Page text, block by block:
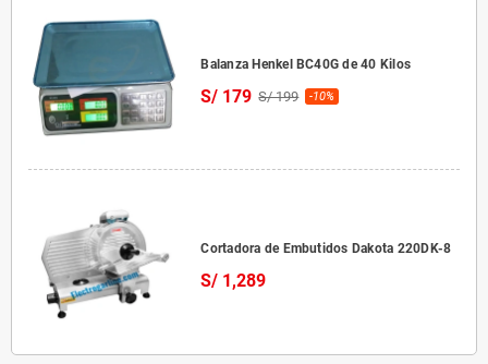
Balanza Henkel BC40G de 40 Kilos
S/ 179 S/ 199 -10%
Cortadora de Embutidos Dakota 220DK-8
S/ 1,289